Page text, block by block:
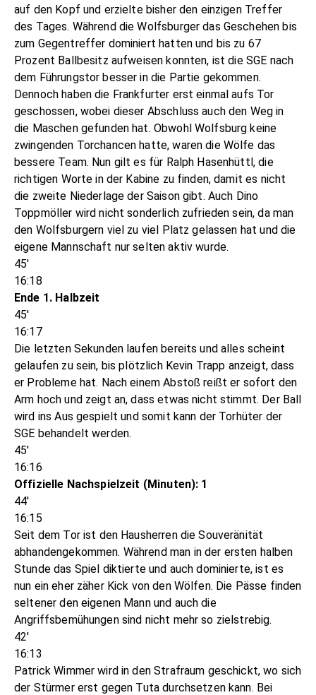
auf den Kopf und erzielte bisher den einzigen Treffer
des Tages. Während die Wolfsburger das Geschehen bis
zum Gegentreffer dominiert hatten und bis zu 67
Prozent Ballbesitz aufweisen konnten, ist die SGE nach
dem Führungstor besser in die Partie gekommen.
Dennoch haben die Frankfurter erst einmal aufs Tor
geschossen, wobei dieser Abschluss auch den Weg in
die Maschen gefunden hat. Obwohl Wolfsburg keine
zwingenden Torchancen hatte, waren die Wölfe das
bessere Team. Nun gilt es für Ralph Hasenhüttl, die
richtigen Worte in der Kabine zu finden, damit es nicht
die zweite Niederlage der Saison gibt. Auch Dino
Toppmöller wird nicht sonderlich zufrieden sein, da man
den Wolfsburgern viel zu viel Platz gelassen hat und die
eigene Mannschaft nur selten aktiv wurde.
45'
16:18
Ende 1. Halbzeit
45'
16:17
Die letzten Sekunden laufen bereits und alles scheint
gelaufen zu sein, bis plötzlich Kevin Trapp anzeigt, dass
er Probleme hat. Nach einem Abstoß reißt er sofort den
Arm hoch und zeigt an, dass etwas nicht stimmt. Der Ball
wird ins Aus gespielt und somit kann der Torhüter der
SGE behandelt werden.
45'
16:16
Offizielle Nachspielzeit (Minuten): 1
44'
16:15
Seit dem Tor ist den Hausherren die Souveränität
abhandengekommen. Während man in der ersten halben
Stunde das Spiel diktierte und auch dominierte, ist es
nun ein eher zäher Kick von den Wölfen. Die Pässe finden
seltener den eigenen Mann und auch die
Angriffsbemühungen sind nicht mehr so zielstrebig.
42'
16:13
Patrick Wimmer wird in den Strafraum geschickt, wo sich
der Stürmer erst gegen Tuta durchsetzen kann. Bei